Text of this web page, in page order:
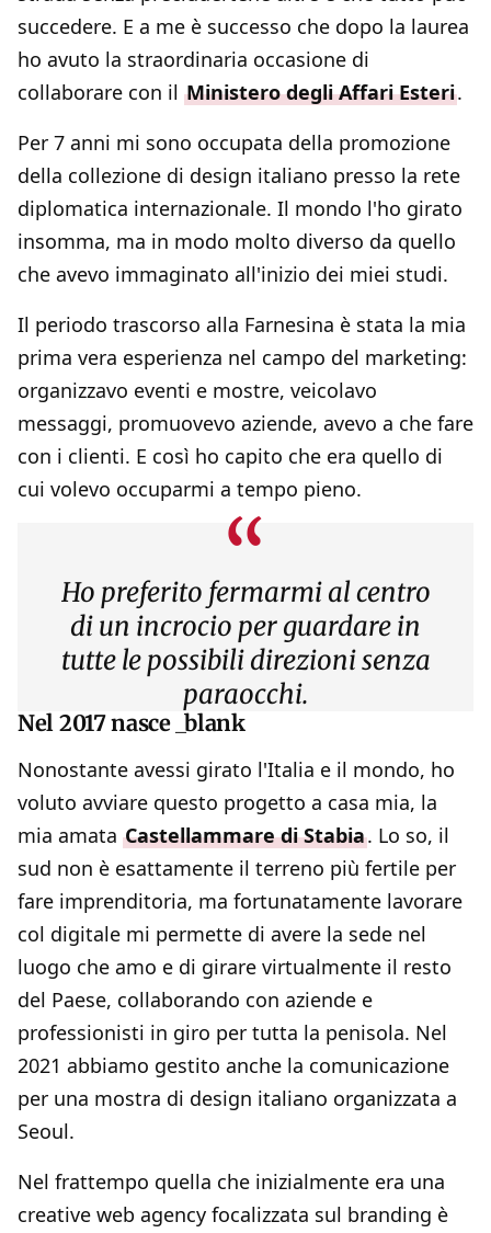
succedere. E a me è successo che dopo la laurea
ho avuto la straordinaria occasione di
collaborare con il Ministero degli Affari Esteri.
Per 7 anni mi sono occupata della promozione
della collezione di design italiano presso la rete
diplomatica internazionale. Il mondo l'ho girato
insomma, ma in modo molto diverso da quello
che avevo immaginato all'inizio dei miei studi.
Il periodo trascorso alla Farnesina è stata la mia
prima vera esperienza nel campo del marketing:
organizzavo eventi e mostre, veicolavo
messaggi, promuovevo aziende, avevo a che fare
con i clienti. E così ho capito che era quello di
cui volevo occuparmi a tempo pieno.
“
Ho preferito fermarmi al centro
di un incrocio per guardare in
tutte le possibili direzioni senza
paraocchi.
Nel 2017 nasce _blank
Nonostante avessi girato l'Italia e il mondo, ho
voluto avviare questo progetto a casa mia, la
mia amata Castellammare di Stabia. Lo so, il
sud non è esattamente il terreno più fertile per
fare imprenditoria, ma fortunatamente lavorare
col digitale mi permette di avere la sede nel
luogo che amo e di girare virtualmente il resto
del Paese, collaborando con aziende e
professionisti in giro per tutta la penisola. Nel
2021 abbiamo gestito anche la comunicazione
per una mostra di design italiano organizzata a
Seoul.
Nel frattempo quella che inizialmente era una
creative web agency focalizzata sul branding è